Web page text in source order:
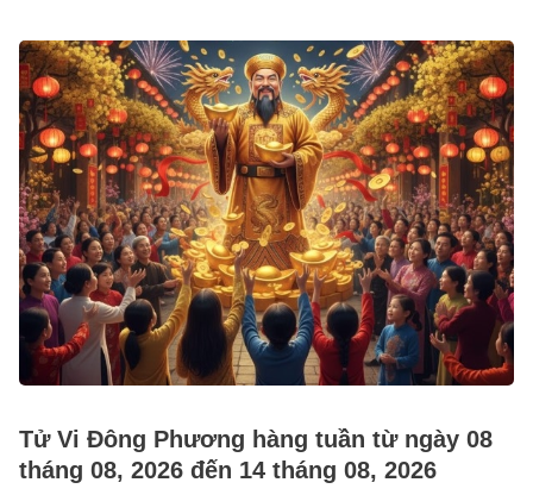
Tử Vi Đông Phương hàng tuần từ ngày 08
tháng 08, 2026 đến 14 tháng 08, 2026